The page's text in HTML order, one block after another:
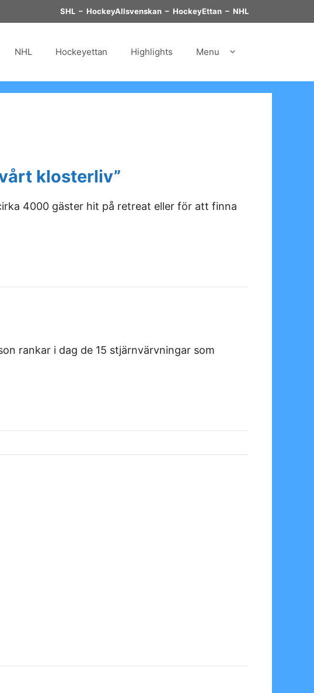
SHL – HockeyAllsvenskan – HockeyEttan – NHL
NHL Hockeyettan Highlights Menu
klosterliv”
4000 gäster hit på retreat eller för att finna
rankar i dag de 15 stjärnvärvningar som